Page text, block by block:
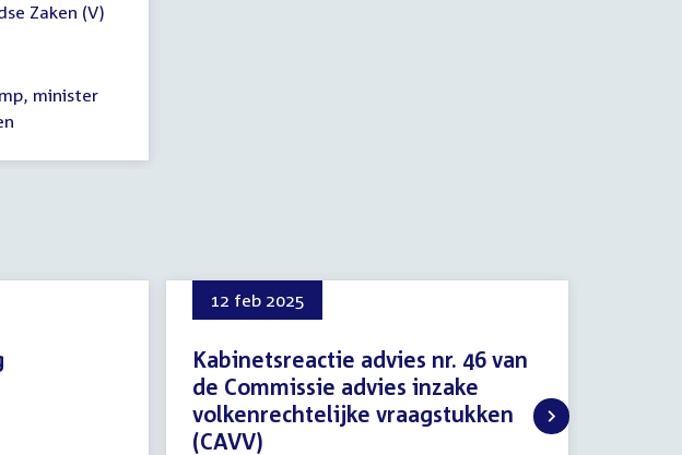
Zaken (V)
minister
12 feb 2025
Kabinetsreactie advies nr. 46 van
de Commissie advies inzake
volkenrechtelijke vraagstukken
(CAVV)